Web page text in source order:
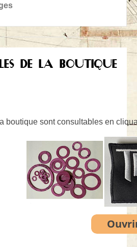
DE LA BOUTIQUE
boutique sont consultables en